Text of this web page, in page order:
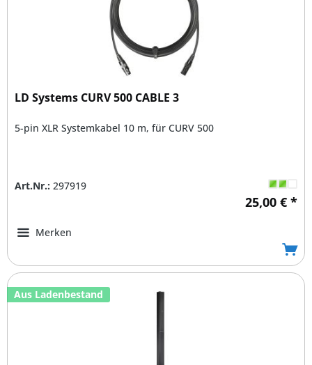
LD Systems CURV 500 CABLE 3
5-pin XLR Systemkabel 10 m, für CURV 500
Art.Nr.: 297919
25,00 € *
Merken
Aus Ladenbestand